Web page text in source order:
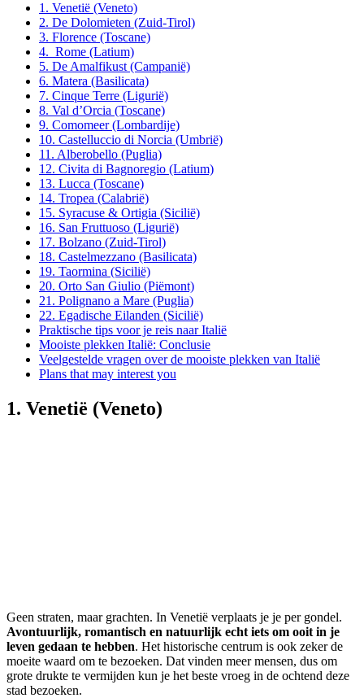
1. Venetië (Veneto)
2. De Dolomieten (Zuid-Tirol)
3. Florence (Toscane)
4. Rome (Latium)
5. De Amalfikust (Campanië)
6. Matera (Basilicata)
7. Cinque Terre (Ligurië)
8. Val d’Orcia (Toscane)
9. Comomeer (Lombardije)
10. Castelluccio di Norcia (Umbrië)
11. Alberobello (Puglia)
12. Civita di Bagnoregio (Latium)
13. Lucca (Toscane)
14. Tropea (Calabrië)
15. Syracuse & Ortigia (Sicilië)
16. San Fruttuoso (Ligurië)
17. Bolzano (Zuid-Tirol)
18. Castelmezzano (Basilicata)
19. Taormina (Sicilië)
20. Orto San Giulio (Piëmont)
21. Polignano a Mare (Puglia)
22. Egadische Eilanden (Sicilië)
Praktische tips voor je reis naar Italië
Mooiste plekken Italië: Conclusie
Veelgestelde vragen over de mooiste plekken van Italië
Plans that may interest you
1. Venetië (Veneto)
Geen straten, maar grachten. In Venetië verplaats je je per gondel.
Avontuurlijk, romantisch en natuurlijk echt iets om ooit in je
leven gedaan te hebben. Het historische centrum is ook zeker de
moeite waard om te bezoeken. Dat vinden meer mensen, dus om
grote drukte te vermijden kun je het beste vroeg in de ochtend deze
stad bezoeken.